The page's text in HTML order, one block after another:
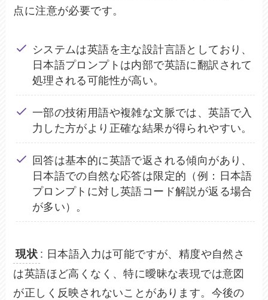
点に注意が必要です。
システムは英語を主な設計言語としており、
日本語プロンプトは内部で英語に翻訳されて
処理される可能性が高い。
一部の技術用語や複雑な文脈では、英語で入
力した方がより正確な結果が得られやすい。
回答は基本的に英語で返される傾向があり、
日本語での自然な応答は限定的（例：日本語
プロンプトに対し英語コード解説が返る場合
が多い）。
現状: 日本語入力は可能ですが、精度や自然さ
は英語ほど高くなく、特に曖昧な表現では意図
が正しく反映されないことがあります。今後の